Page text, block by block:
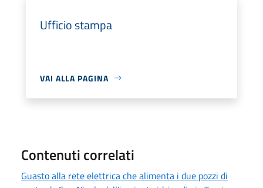
Ufficio stampa
VAI ALLA PAGINA
Contenuti correlati
Guasto alla rete elettrica che alimenta i due pozzi di